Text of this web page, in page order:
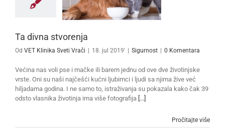
Ta divna stvorenja
Od VET Klinika Sveti Vrači 18. jul 2019' Sigurnost 0 Komentara
Većina nas voli pse i mačke ili barem jednu od ove dve životinjske
vrste. Oni su naši najčešći kućni ljubimci i ljudi sa njima žive već
hiljadama godina. I ne samo to, istraživanja su pokazala kako čak 39
odsto vlasnika životinja ima više fotografija [...]
Pročitajte više